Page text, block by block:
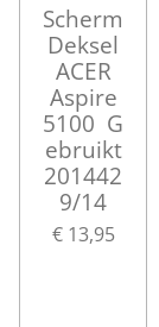
Scherm
Deksel
ACER
Aspire
5100 G
ebruikt
201442
9/14
€ 13,95